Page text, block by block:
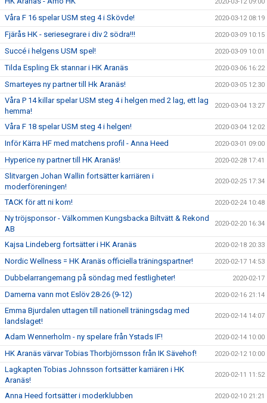
Våra F 16 spelar USM steg 4 i Skövde! 2020-03-12 08:19
Fjärås HK - seriesegrare i div 2 södra!!! 2020-03-09 10:15
Succé i helgens USM spel! 2020-03-09 10:01
Tilda Espling Ek stannar i HK Aranäs 2020-03-06 16:22
Smarteyes ny partner till Hk Aranäs! 2020-03-05 12:30
Våra P 14 killar spelar USM steg 4 i helgen med 2 lag, ett lag
hemma!
2020-03-04 13:27
Våra F 18 spelar USM steg 4 i helgen! 2020-03-04 12:02
Inför Kärra HF med matchens profil - Anna Heed 2020-03-01 09:00
Hyperice ny partner till HK Aranäs! 2020-02-28 17:41
Slitvargen Johan Wallin fortsätter karriären i
moderföreningen!
2020-02-25 17:34
TACK för att ni kom! 2020-02-24 10:48
Ny tröjsponsor - Välkommen Kungsbacka Biltvätt & Rekond
AB
2020-02-20 16:34
Kajsa Lindeberg fortsätter i HK Aranäs 2020-02-18 20:33
Nordic Wellness = HK Aranäs officiella träningspartner! 2020-02-17 14:53
Dubbelarrangemang på söndag med festligheter! 2020-02-17
Damerna vann mot Eslöv 28-26 (9-12) 2020-02-16 21:14
Emma Bjurdalen uttagen till nationell träningsdag med
landslaget!
2020-02-14 14:07
Adam Wennerholm - ny spelare från Ystads IF! 2020-02-14 10:00
HK Aranäs värvar Tobias Thorbjörnsson från IK Sävehof! 2020-02-12 10:00
Lagkapten Tobias Johnsson fortsätter karriären i HK
Aranäs!
2020-02-11 11:52
Anna Heed fortsätter i moderklubben 2020-02-10 21:21